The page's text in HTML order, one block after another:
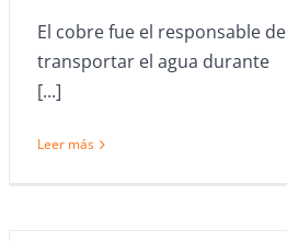
El cobre fue el responsable de
transportar el agua durante
[...]
Leer más